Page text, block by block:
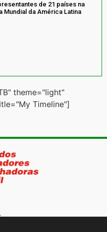
de 21 países na
Mundial da América Latina
theme="light"
Timeline"]